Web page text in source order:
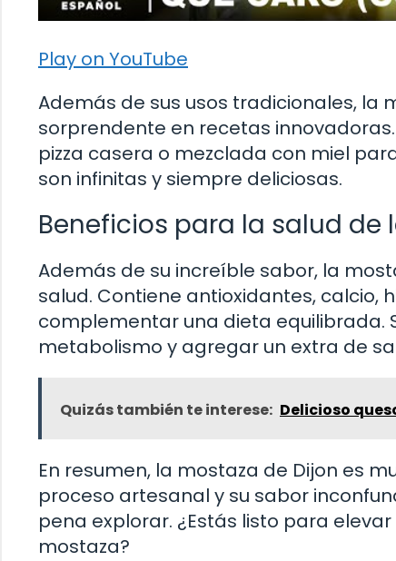
Play on YouTube
Además de sus usos tradicionales, la
sorprendente en recetas
pizza casera o mezclada con miel
son infinitas y siempre deliciosas.
Beneficios para la salud de
Además de su increíble sabor, la
salud. Contiene antioxidantes, calcio,
complementar una dieta equilibrada.
metabolismo y agregar un extra de
Quizás también te interese: Delicioso
En resumen, la mostaza de Dijon es
proceso artesanal y su sabor
pena explorar. ¿Estás listo para
mostaza?